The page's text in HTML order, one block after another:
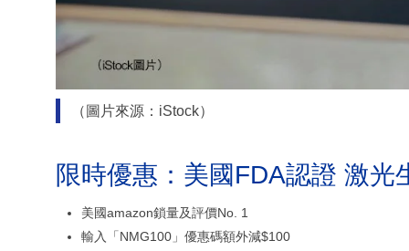
（圖片來源：iStock）
限時優惠：美國FDA認證 激光
美國amazon鎖量及評價No. 1
輸入「NMG100」優惠碼額外減$100